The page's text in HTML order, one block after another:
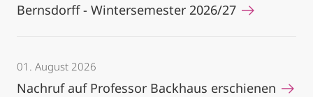
Bernsdorff - Wintersemester 2026/27
01. August 2026
Nachruf auf Professor Backhaus erschienen